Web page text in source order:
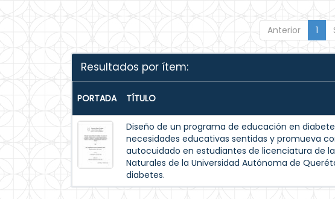
Anterior 1
Resultados por ítem:
PORTADA TÍTULO
Diseño de un programa de educación en
necesidades educativas sentidas y promueva
autocuidado en estudiantes de licenciatura de
Naturales de la Universidad Autónoma de
diabetes.